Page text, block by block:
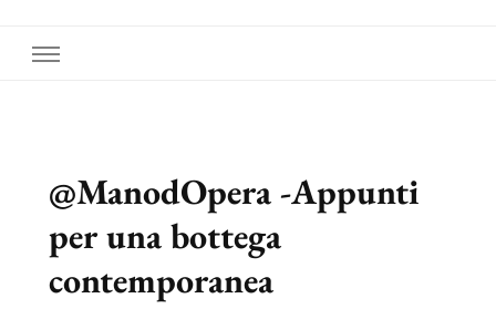
@ManodOpera -Appunti
per una bottega
contemporanea